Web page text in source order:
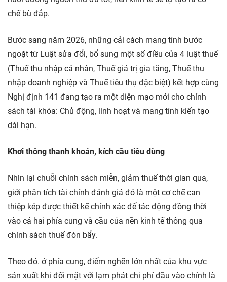
chế bù đắp.
Bước sang năm 2026, những cải cách mang tính bước
ngoặt từ Luật sửa đổi, bổ sung một số điều của 4 luật thuế
(Thuế thu nhập cá nhân, Thuế giá trị gia tăng, Thuế thu
nhập doanh nghiệp và Thuế tiêu thụ đặc biệt) kết hợp cùng
Nghị định 141 đang tạo ra một diện mạo mới cho chính
sách tài khóa: Chủ động, linh hoạt và mang tính kiến tạo
dài hạn.
Khơi thông thanh khoản, kích cầu tiêu dùng
Nhìn lại chuỗi chính sách miễn, giảm thuế thời gian qua,
giới phân tích tài chính đánh giá đó là một cơ chế can
thiệp kép được thiết kế chính xác để tác động đồng thời
vào cả hai phía cung và cầu của nền kinh tế thông qua
chính sách thuế đòn bẩy.
Theo đó. ở phía cung, điểm nghẽn lớn nhất của khu vực
sản xuất khi đối mặt với lạm phát chi phí đầu vào chính là